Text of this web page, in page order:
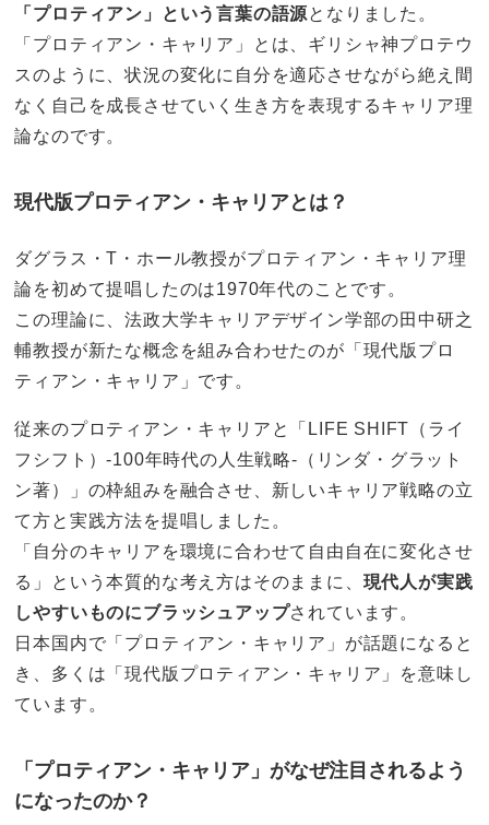
「プロティアン」という言葉の語源となりました。
「プロティアン・キャリア」とは、ギリシャ神プロテウ
スのように、状況の変化に自分を適応させながら絶え間
なく自己を成長させていく生き方を表現するキャリア理
論なのです。
現代版プロティアン・キャリアとは？
ダグラス・T・ホール教授がプロティアン・キャリア理
論を初めて提唱したのは1970年代のことです。
この理論に、法政大学キャリアデザイン学部の田中研之
輔教授が新たな概念を組み合わせたのが「現代版プロ
ティアン・キャリア」です。
従来のプロティアン・キャリアと「LIFE SHIFT（ライ
フシフト）-100年時代の人生戦略-（リンダ・グラット
ン著）」の枠組みを融合させ、新しいキャリア戦略の立
て方と実践方法を提唱しました。
「自分のキャリアを環境に合わせて自由自在に変化させ
る」という本質的な考え方はそのままに、 現代人が実践
しやすいものにブラッシュアップされています。
日本国内で「プロティアン・キャリア」が話題になると
き、多くは「現代版プロティアン・キャリア」を意味し
ています。
「プロティアン・キャリア」がなぜ注目されるよう
になったのか？